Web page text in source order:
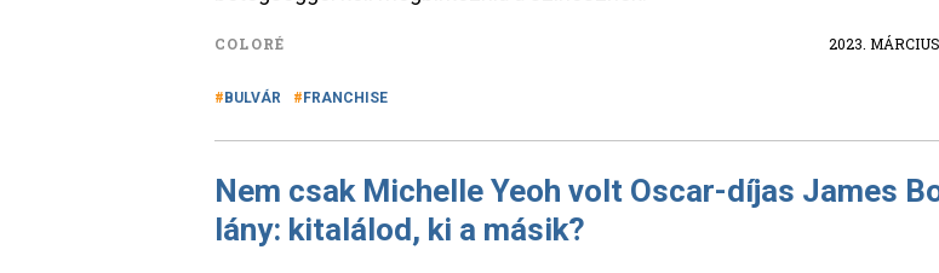
COLORÉ 2023.
BULVÁR FRANCHISE
Nem csak Michelle Yeoh volt Oscar-díjas James
lány: kitalálod, ki a másik?